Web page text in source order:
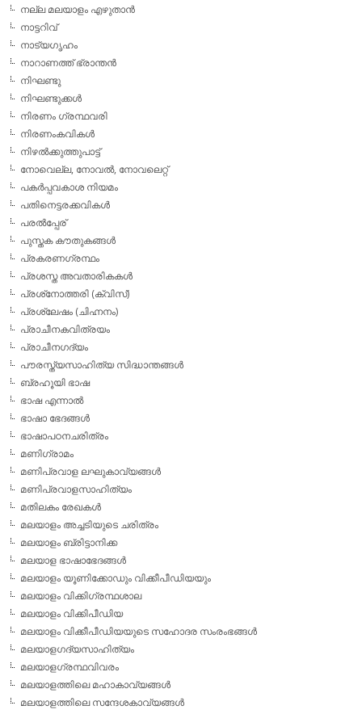
നല്ല മലയാളം എഴുതാന്‍
നാട്ടറിവ്
നാട്യഗൃഹം
നാറാണത്ത് ഭ്രാന്തന്‍
നിഘണ്ടു
നിഘണ്ടുക്കള്‍
നിരണം ഗ്രന്ഥവരി
നിരണംകവികള്‍
നിഴല്‍ക്കുത്തുപാട്ട്
നോവെല്ല, നോവല്‍, നോവലെറ്റ്
പകര്‍പ്പവകാശ നിയമം
പതിനെട്ടരക്കവികള്‍
പരല്‍പ്പേര്
പുസ്തക കൗതുകങ്ങള്‍
പ്രകരണഗ്രന്ഥം
പ്രശസ്ത അവതാരികകള്‍
പ്രശ്‌നോത്തരി (ക്വിസ്)
പ്രശ്ലേഷം (ചിഹ്നനം)
പ്രാചീനകവിത്രയം
പ്രാചീനഗദ്യം
പൗരസ്ത്യസാഹിത്യ സിദ്ധാന്തങ്ങള്‍
ബ്രഹൂയി ഭാഷ
ഭാഷ എന്നാല്‍
ഭാഷാ ഭേദങ്ങള്‍
ഭാഷാപഠനചരിത്രം
മണിഗ്രാമം
മണിപ്രവാള ലഘുകാവ്യങ്ങള്‍
മണിപ്രവാളസാഹിത്യം
മതിലകം രേഖകള്‍
മലയാളം അച്ചടിയുടെ ചരിത്രം
മലയാളം ബ്രിട്ടാനിക്ക
മലയാള ഭാഷാഭേദങ്ങള്‍
മലയാളം യൂണിക്കോഡും വിക്കീപീഡിയയും
മലയാളം വിക്കിഗ്രന്ഥശാല
മലയാളം വിക്കിപീഡിയ
മലയാളം വിക്കീപീഡിയയുടെ സഹോദര സംരംഭങ്ങള്‍
മലയാളഗദ്യസാഹിത്യം
മലയാളഗ്രന്ഥവിവരം
മലയാളത്തിലെ മഹാകാവ്യങ്ങള്‍
മലയാളത്തിലെ സന്ദേശകാവ്യങ്ങള്‍